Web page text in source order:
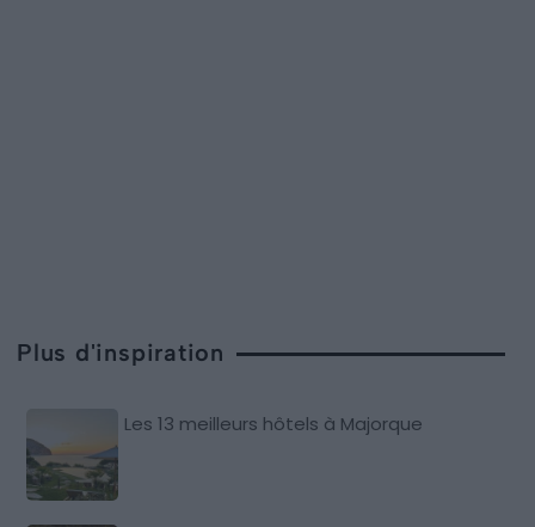
Plus d'inspiration
Les 13 meilleurs hôtels à Majorque